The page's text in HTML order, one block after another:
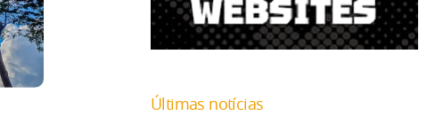
Últimas notícias